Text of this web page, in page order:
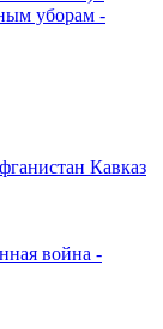
уборам -
Кавказ
война -